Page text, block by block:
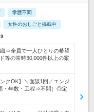
学歴不問
女性のおしごと掲載中
織⇒全員で一人ひとりの希望
等の常時30,000件以上の案
クOK】＼面談1回／エンジ
・年数・工程⇒不問）◎定